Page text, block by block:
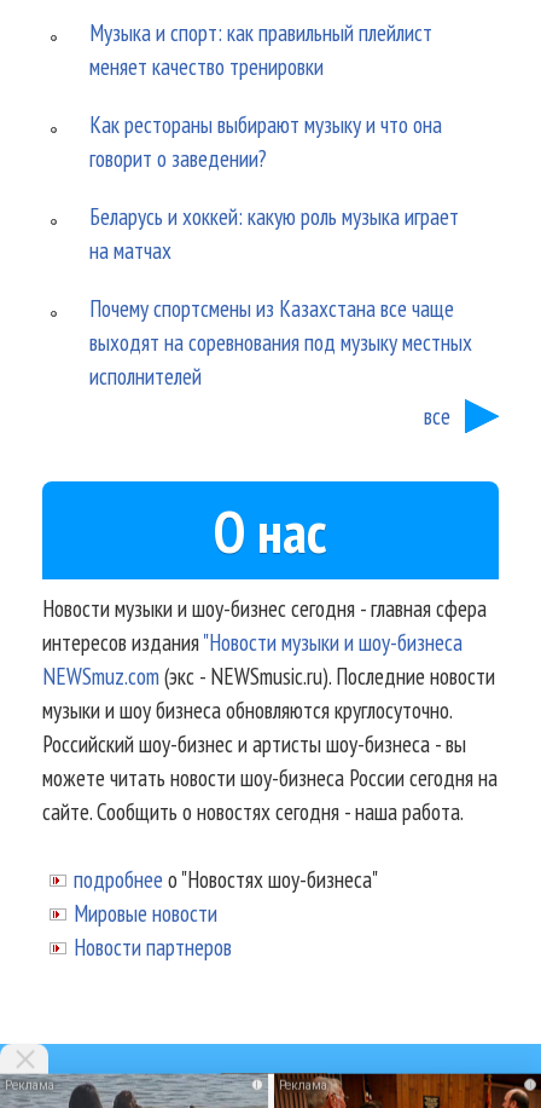
Музыка и спорт: как правильный плейлист
меняет качество тренировки
Как рестораны выбирают музыку и что она
говорит о заведении?
Беларусь и хоккей: какую роль музыка играет
на матчах
Почему спортсмены из Казахстана все чаще
выходят на соревнования под музыку местных
исполнителей
все
О нас
Новости музыки и шоу-бизнес сегодня - главная сфера
интересов издания"Новости музыки и шоу-бизнеса
NEWSmuz.com(экс - NEWSmusic.ru). Последние новости
музыки и шоу бизнеса обновляются круглосуточно.
Российский шоу-бизнес и артисты шоу-бизнеса - вы
можете читать новости шоу-бизнеса России сегодня на
сайте. Сообщить о новостях сегодня - наша работа.
подробнее о "Новостях шоу-бизнеса"
Мировые новости
Новости партнеров
i i